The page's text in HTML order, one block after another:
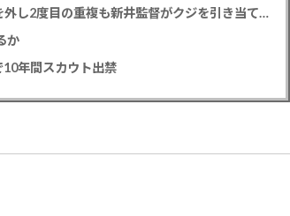
カープドラ1平川蓮！187cmのスイッチヒッター！立石正広を外し2度目の重複も新井監督がクジを引き当てる！【ドラフト会議2025】
か
年間スカウト出禁